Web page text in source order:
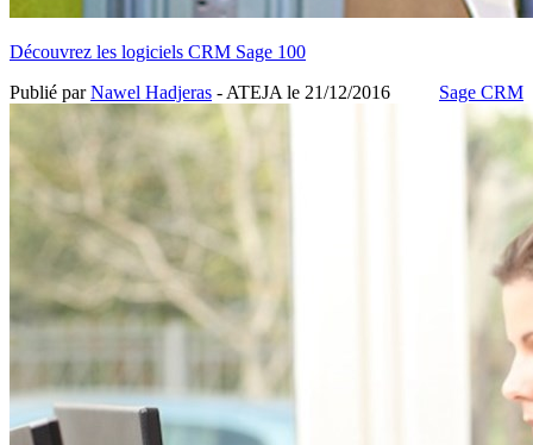
Découvrez les logiciels CRM Sage 100
Sage CRM
Publié parNawel Hadjeras - ATEJA le 21/12/2016